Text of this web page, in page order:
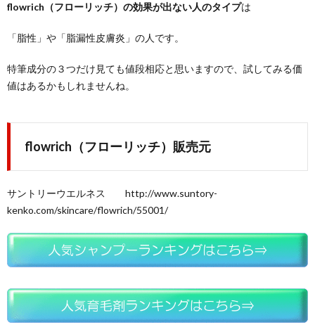
flowrich（フローリッチ）の効果が出ない人のタイプは
「脂性」や「脂漏性皮膚炎」の人です。
特筆成分の３つだけ見ても値段相応と思いますので、試してみる価
値はあるかもしれませんね。
flowrich（フローリッチ）販売元
サントリーウエルネス http://www.suntory-
kenko.com/skincare/flowrich/55001/